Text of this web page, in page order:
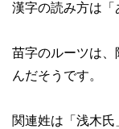
漢字の読み方は「
苗字のルーツは
んだそうです。
関連姓は「浅木